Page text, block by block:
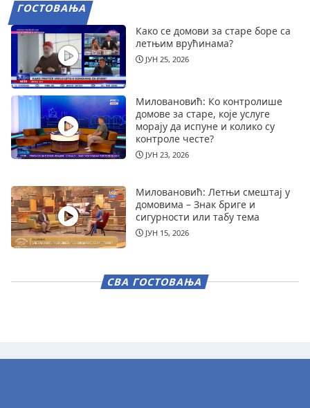
ГОСТОВАЊА
Како се домови за старе боре са
летњим врућинама?
ЈУН 25, 2026
Миловановић: Ко контролише
домове за старе, које услуге
морају да испуне и колико су
контроле честе?
ЈУН 23, 2026
Миловановић: Летњи смештај у
домовима – Знак бриге и
сигурности или табу тема
ЈУН 15, 2026
СВА ГОСТОВАЊА